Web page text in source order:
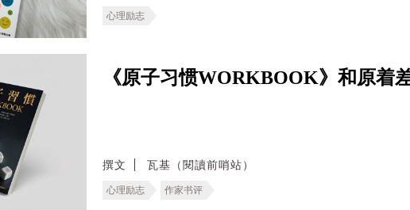
心理励志
《原子习惯WORKBOOK》和原着
撰文 瓦基（閱讀前哨站）
心理励志 作家书评